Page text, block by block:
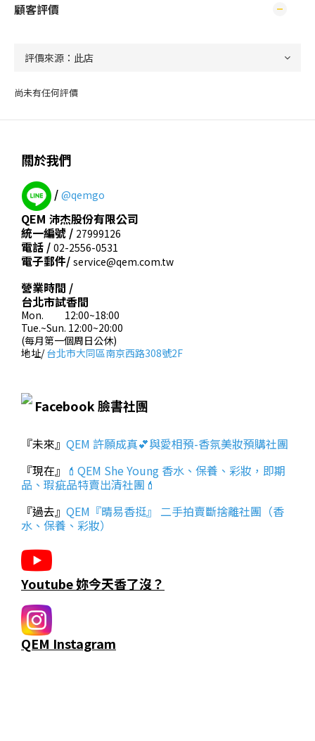
顧客評價
尚未有任何評價
關於我們
/ @qemgo
QEM 沛杰股份有限公司
統一編號 / 27999126
電話 / 02-2556-0531
電子郵件/ service@qem.com.tw
營業時間 /
台北市試香間
Mon. 12:00~18:00
Tue.~Sun. 12:00~20:00
(每月第一個周日公休)
地址/台北市大同區南京西路308號2F
Facebook 臉書社團
『未來』 QEM 許願成真💕與愛相預-香氛美妝預購社團
『現在』 💄QEM She Young 香水、保養、彩妝，即期
品、瑕疵品特賣出清社團💄
『過去』 QEM『晴易香挺』 二手拍賣斷捨離社團（香
水、保養、彩妝）
Youtube 妳今天香了沒？
QEM Instagram